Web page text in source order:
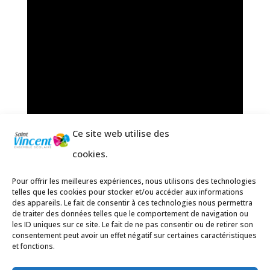
Ce site web utilise des
cookies.
Pour offrir les meilleures expériences, nous utilisons des technologies
telles que les cookies pour stocker et/ou accéder aux informations
des appareils. Le fait de consentir à ces technologies nous permettra
de traiter des données telles que le comportement de navigation ou
les ID uniques sur ce site. Le fait de ne pas consentir ou de retirer son
consentement peut avoir un effet négatif sur certaines caractéristiques
et fonctions.